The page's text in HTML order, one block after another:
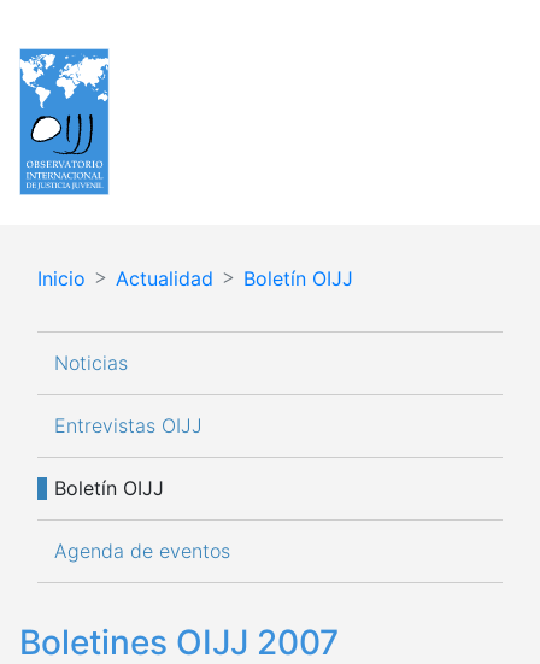
contenido
principal
Inicio Actualidad Boletín OIJJ
Boletines OIJJ 2007
Navegación principal
Noticias
Entrevistas OIJJ
Boletín OIJJ
Agenda de eventos